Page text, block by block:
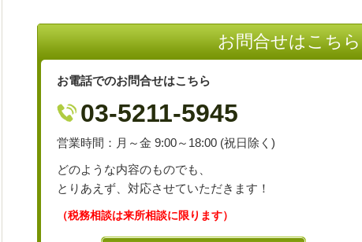
お問合せはこちら
お電話でのお問合せはこちら
03-5211-5945
営業時間：月～金 9:00～18:00 (祝日除く)
どのような内容のものでも、
とりあえず、対応させていただきます！
（税務相談は来所相談に限ります）